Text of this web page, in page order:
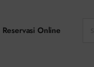
Reservasi Online
for: